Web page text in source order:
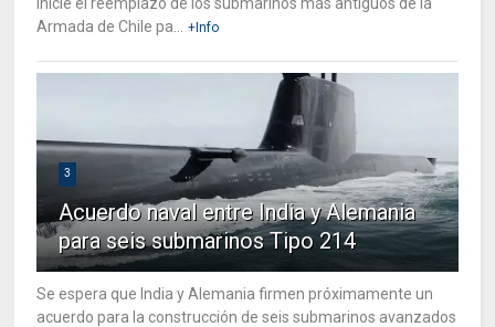
Armada de Chile pa...
+Info
3
Acuerdo naval entre India y Alemania
para seis submarinos Tipo 214
Se espera que India y Alemania firmen próximamente un
acuerdo para la construcción de seis submarinos avanzados